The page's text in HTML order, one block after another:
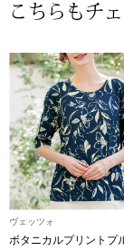
ズ
こちらもチ
ヴェッツォ
ボタニカルプリントプ